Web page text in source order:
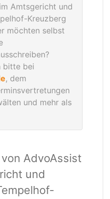
Amtsgericht und
Kreuzberg
möchten selbst
bitte bei
, dem
und mehr als
AdvoAssist
und